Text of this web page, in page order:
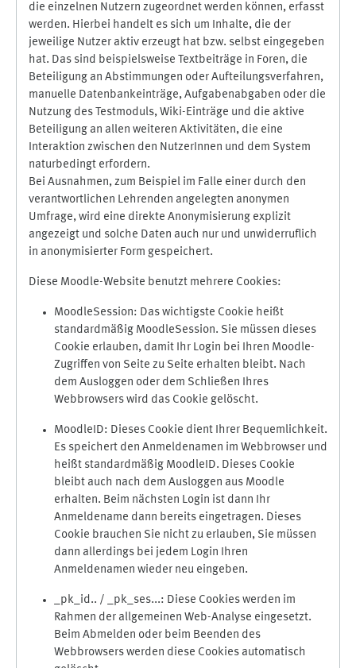
die einzelnen Nutzern zugeordnet werden können, erfasst
werden. Hierbei handelt es sich um Inhalte, die der
jeweilige Nutzer aktiv erzeugt hat bzw. selbst eingegeben
hat. Das sind beispielsweise Textbeiträge in Foren, die
Beteiligung an Abstimmungen oder Aufteilungsverfahren,
manuelle Datenbankeinträge, Aufgabenabgaben oder die
Nutzung des Testmoduls, Wiki-Einträge und die aktive
Beteiligung an allen weiteren Aktivitäten, die eine
Interaktion zwischen den NutzerInnen und dem System
naturbedingt erfordern.
Bei Ausnahmen, zum Beispiel im Falle einer durch den
verantwortlichen Lehrenden angelegten anonymen
Umfrage, wird eine direkte Anonymisierung explizit
angezeigt und solche Daten auch nur und unwiderruflich
in anonymisierter Form gespeichert.
Diese Moodle-Website benutzt mehrere Cookies:
MoodleSession: Das wichtigste Cookie heißt
standardmäßig MoodleSession. Sie müssen dieses
Cookie erlauben, damit Ihr Login bei Ihren Moodle-
Zugriffen von Seite zu Seite erhalten bleibt. Nach
dem Ausloggen oder dem Schließen Ihres
Webbrowsers wird das Cookie gelöscht.
MoodleID: Dieses Cookie dient Ihrer Bequemlichkeit.
Es speichert den Anmeldenamen im Webbrowser und
heißt standardmäßig MoodleID. Dieses Cookie
bleibt auch nach dem Ausloggen aus Moodle
erhalten. Beim nächsten Login ist dann Ihr
Anmeldename dann bereits eingetragen. Dieses
Cookie brauchen Sie nicht zu erlauben, Sie müssen
dann allerdings bei jedem Login Ihren
Anmeldenamen wieder neu eingeben.
_pk_id.. / _pk_ses...: Diese Cookies werden im
Rahmen der allgemeinen Web-Analyse eingesetzt.
Beim Abmelden oder beim Beenden des
Webbrowsers werden diese Cookies automatisch